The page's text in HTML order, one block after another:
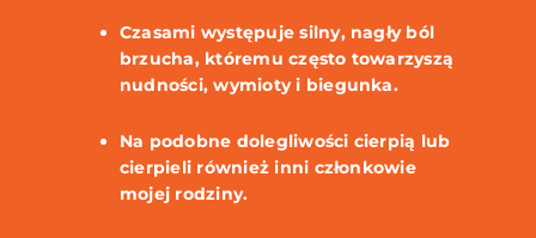
Czasami występuje silny, nagły ból
brzucha, któremu często towarzyszą
nudności, wymioty i biegunka.
Na podobne dolegliwości cierpią lub
cierpieli również inni członkowie
mojej rodziny.